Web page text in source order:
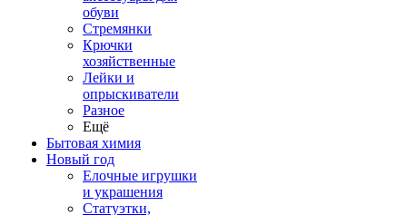
обуви
Стремянки
Крючки
хозяйственные
Лейки и
опрыскиватели
Разное
Ещё
Бытовая химия
Новый год
Елочные игрушки
и украшения
Статуэтки,